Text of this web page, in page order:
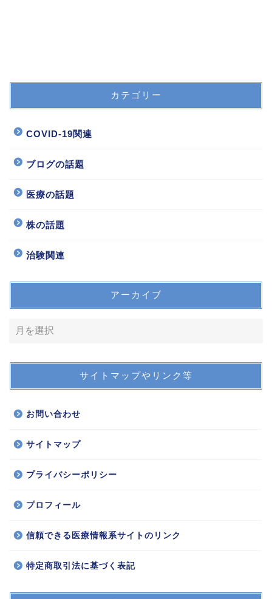
カテゴリー
COVID-19関連
ブログの話題
医療の話題
株の話題
治験関連
アーカイブ
サイトマップやリンク等
お問い合わせ
サイトマップ
プライバシーポリシー
プロフィール
信頼できる医療情報系サイトのリンク
特定商取引法に基づく表記